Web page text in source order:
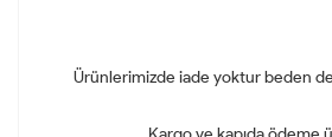
Ürünlerimizde iade yoktur beden